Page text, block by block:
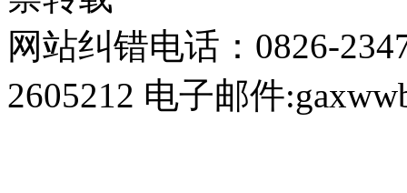
网站纠错电话：0826-
2605212 电子邮件